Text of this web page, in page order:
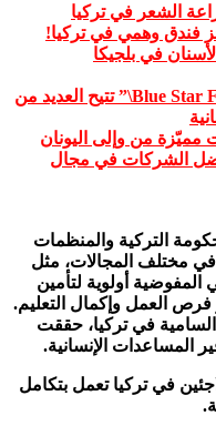
الشعر في تركيا
فندق وهمي في تركيا!
في بلجيكا
شركة إن بلو ستار فريز \”Blue Star Ferries\” تتيح العديد من
مميّزة من وإلى اليونان
الشركات في مجال
التركية والمنظمات
في مختلف المجالات، مثل
المفوضية أولوية لتأمين
العمل وإكمال التعليم.
السامية في تركيا، حققت
المساعدات الإنسانية.
في تركيا تعمل بتكامل